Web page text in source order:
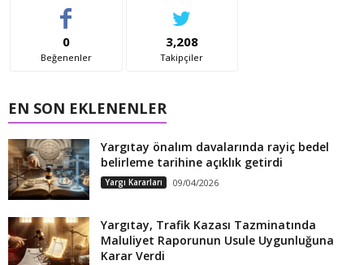
0
Beğenenler
3,208
Takipçiler
EN SON EKLENENLER
Yargıtay önalım davalarında rayiç bedel
belirleme tarihine açıklık getirdi
Yargı Kararları 09/04/2026
Yargıtay, Trafik Kazası Tazminatında
Maluliyet Raporunun Usule Uygunluğuna
Karar Verdi